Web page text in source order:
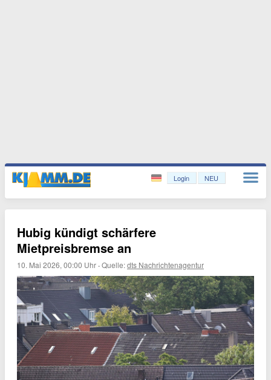
Login NEU
Hubig kündigt schärfere
Mietpreisbremse an
10. Mai 2026, 00:00 Uhr ·Quelle:dts Nachrichtenagentur